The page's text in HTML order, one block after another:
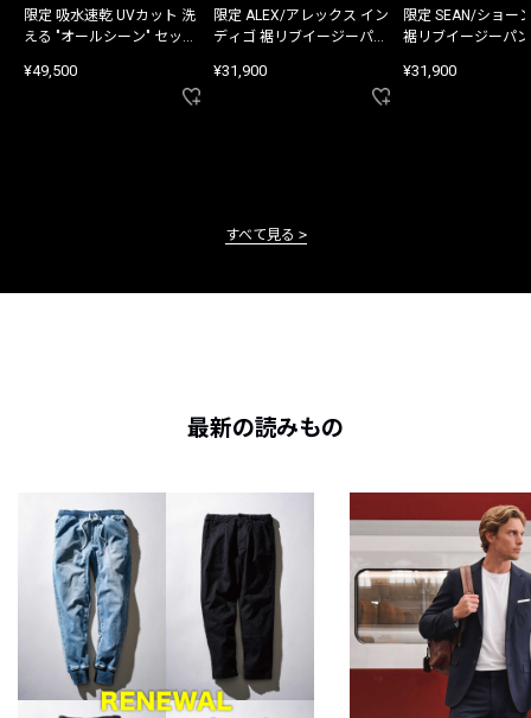
限定 吸水速乾 UVカット 洗
える "オールシーン" セット
¥49,500
限定 ALEX/アレックス イン
ディゴ 裾リブイージーパン
¥31,900
限定 SEAN/ショー
裾リブイージーパ
¥31,900
すべて見る
最新の読みもの